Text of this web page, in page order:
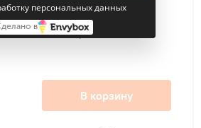
В корзину
персональных данных
в